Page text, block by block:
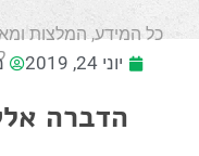
כל המידע, המלצות
יוני 24, 2019
הדברה